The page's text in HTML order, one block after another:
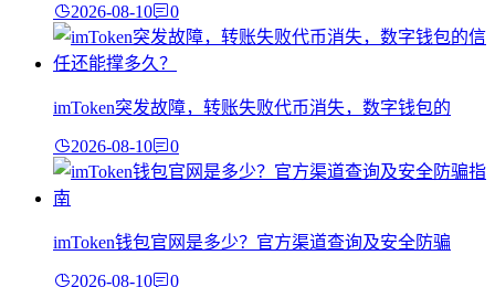
2026-08-10 0
imToken突发故障，转账失败代币消失，数字钱包的
2026-08-10 0
imToken钱包官网是多少？官方渠道查询及安全防骗
2026-08-10 0